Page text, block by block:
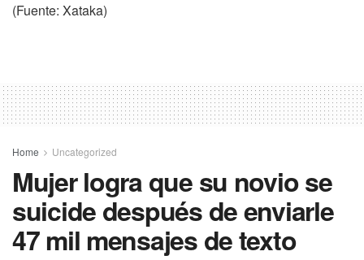
(Fuente: Xataka)
Home Uncategorized
Mujer logra que su novio se
suicide después de enviarle
47 mil mensajes de texto